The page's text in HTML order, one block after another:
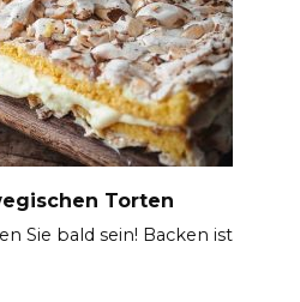
Torten
Sie bald sein! Backen ist